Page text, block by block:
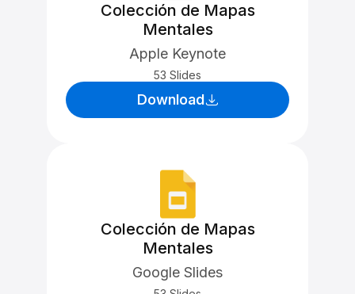
Colección de Mapas
Mentales
Apple Keynote
53 Slides
Download
Colección de Mapas
Mentales
Google Slides